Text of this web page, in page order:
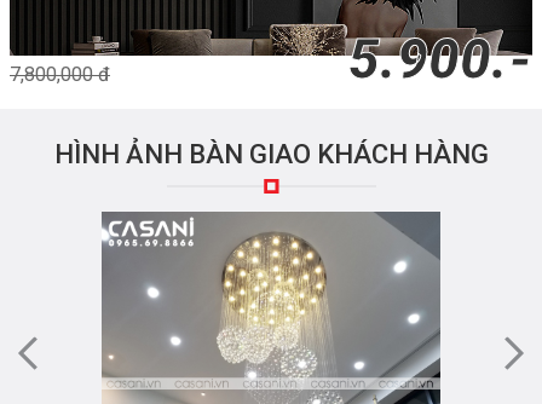
7,800,000 đ 5.900.-
HÌNH ẢNH BÀN GIAO KHÁCH HÀNG